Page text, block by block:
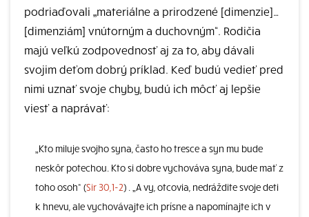
podriaďovali „materiálne a prirodzené [dimenzie]…
[dimenziám] vnútorným a duchovným“. Rodičia
majú veľkú zodpovednosť aj za to, aby dávali
svojim deťom dobrý príklad. Keď budú vedieť pred
nimi uznať svoje chyby, budú ich môcť aj lepšie
viesť a naprávať:
„Kto miluje svojho syna, často ho tresce a syn mu bude
neskôr potechou. Kto si dobre vychováva syna, bude mať z
toho osoh“ (Sir 30,1-2) . „A vy, otcovia, nedráždite svoje deti
k hnevu, ale vychovávajte ich prísne a napomínajte ich v